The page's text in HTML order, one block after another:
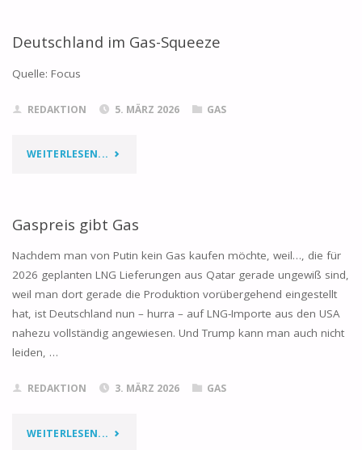
Deutschland im Gas-Squeeze
Quelle: Focus
REDAKTION 5. MÄRZ 2026 GAS
WEITERLESEN... "DEUTSCHLAND
GAS-
SQUEEZE"
Gaspreis gibt Gas
Nachdem man von Putin kein Gas kaufen möchte, weil…, die für
2026 geplanten LNG Lieferungen aus Qatar gerade ungewiß sind,
weil man dort gerade die Produktion vorübergehend eingestellt
hat, ist Deutschland nun – hurra – auf LNG-Importe aus den USA
nahezu vollständig angewiesen. Und Trump kann man auch nicht
leiden, …
REDAKTION 3. MÄRZ 2026 GAS
WEITERLESEN... "GASPREIS